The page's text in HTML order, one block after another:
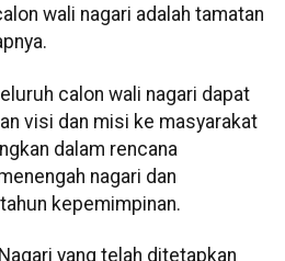
wali nagari adalah tamatan
calon wali nagari dapat
visi dan misi ke masyarakat
dalam rencana
nagari dan
kepemimpinan.
yang telah ditetapkan